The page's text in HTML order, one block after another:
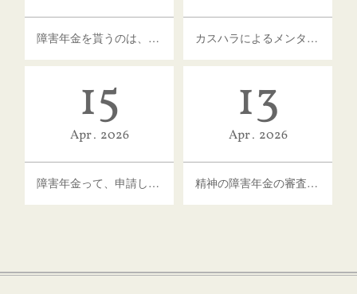
障害年金を貰うのは、何だか気がひける人へ カスハラによるメンタル不調の増加と障害年金
15
Apr 2026
障害年金って、申請したらいつからもらえるの？
13
Apr 2026
精神の障害年金の審査が厳しくなったって本当？